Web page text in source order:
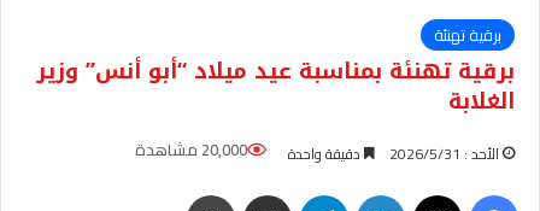
برقية تهنئة
برقية تهنئة بمناسبة عيد ميلاد “أبو أنس” وزير
الغلابة
الأحد : 2026/5/31 دقيقة واحدة
20,000 مشاهدة
فيسبوك
لينكدإن تيلقرام مشاركة عبر البريد